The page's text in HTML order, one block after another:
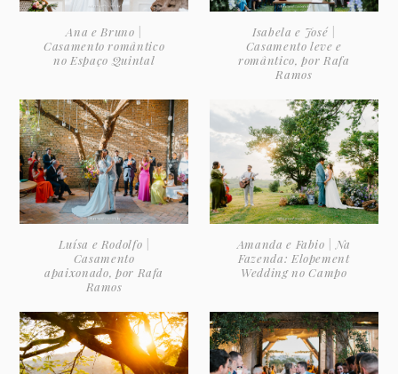
Ana e Bruno |
Casamento romântico
no Espaço Quintal
Isabela e José |
Casamento leve e
romântico, por Rafa
Ramos
Luísa e Rodolfo |
Casamento
apaixonado, por Rafa
Ramos
Amanda e Fabio | Na
Fazenda: Elopement
Wedding no Campo